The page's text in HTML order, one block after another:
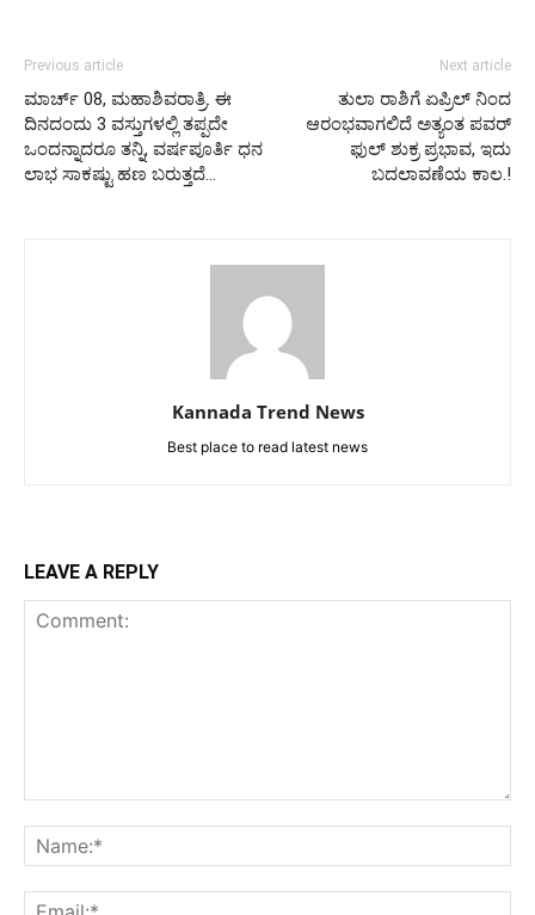
Previous article
ಮಾರ್ಚ್ 08, ಮಹಾಶಿವರಾತ್ರಿ. ಈ
ದಿನದಂದು 3 ವಸ್ತುಗಳಲ್ಲಿ ತಪ್ಪದೇ
ಒಂದನ್ನಾದರೂ ತನ್ನಿ, ವರ್ಷಪೂರ್ತಿ ಧನ
ಲಾಭ ಸಾಕಷ್ಟು ಹಣ ಬರುತ್ತದೆ…
Next article
ತುಲಾ ರಾಶಿಗೆ ಏಪ್ರಿಲ್ ನಿಂದ
ಆರಂಭವಾಗಲಿದೆ ಅತ್ಯಂತ ಪವರ್
ಫುಲ್ ಶುಕ್ರ ಪ್ರಭಾವ, ಇದು
ಬದಲಾವಣೆಯ ಕಾಲ.!
Kannada Trend News
Best place to read latest news
LEAVE A REPLY